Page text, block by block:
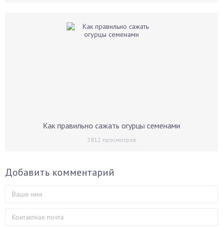
Как правильно сажать огурцы семенами
2812 просмотров
Добавить комментарий